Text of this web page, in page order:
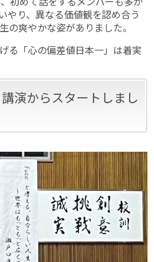
やり、異なる価値観を認め合う
の爽やかな姿がありました。
る「心の偏差値日本一」は着実
演からスタートしまし